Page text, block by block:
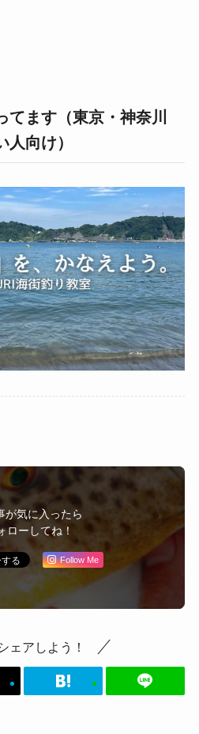
ます（東京・神奈川
向け）
が気に入ったら
ローしてね！
Follow Me
ェアしよう！